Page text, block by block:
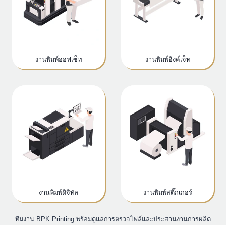
งานพิมพ์ออฟเซ็ท งานพิมพ์อิงค์เจ็ท
งานพิมพ์ดิจิทัล งานพิมพ์สติ๊กเกอร์
ทีมงาน BPK Printing พร้อมดูแลการตรวจไฟล์และประสานงานการผลิต